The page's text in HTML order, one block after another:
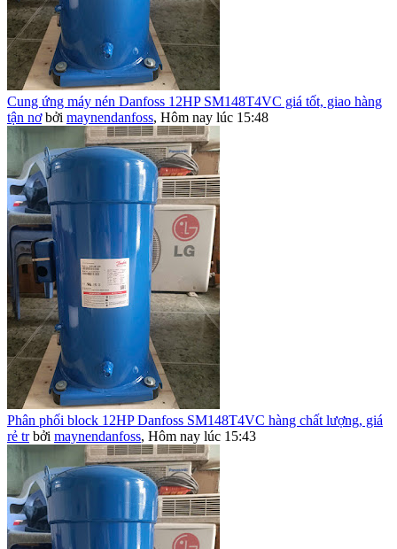
Cung ứng máy nén Danfoss 12HP SM148T4VC giá tốt, giao hàng
tận nơ bởi maynendanfoss, Hôm nay lúc 15:48
Phân phối block 12HP Danfoss SM148T4VC hàng chất lượng, giá
rẻ tr bởi maynendanfoss, Hôm nay lúc 15:43